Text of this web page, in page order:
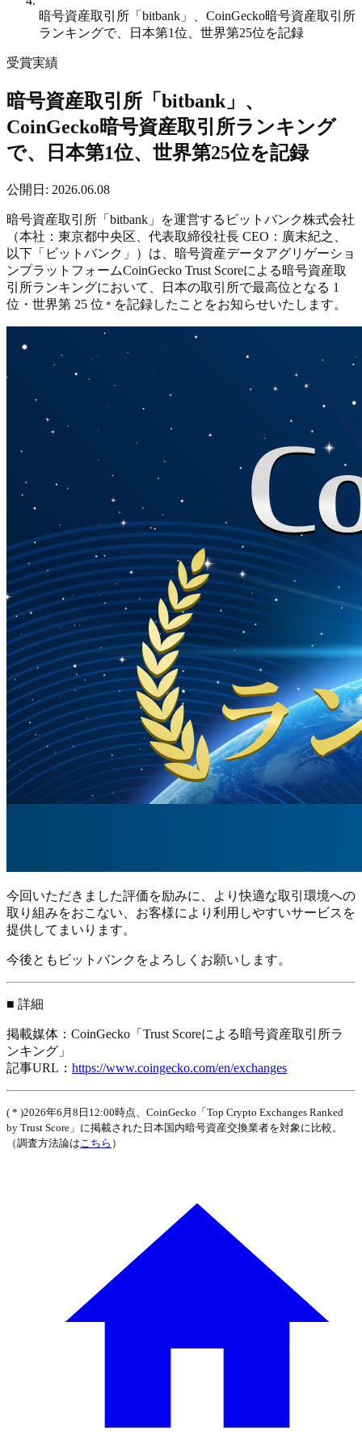
暗号資産取引所「bitbank」、CoinGecko暗号資産取引所
ランキングで、日本第1位、世界第25位を記録
受賞実績
暗号資産取引所「bitbank」、
CoinGecko暗号資産取引所ランキング
で、日本第1位、世界第25位を記録
公開日 : 2026.06.08
暗号資産取引所「bitbank」を運営するビットバンク株式会社
（本社：東京都中央区、代表取締役社長 CEO：廣末紀之、
以下「ビットバンク」）は、暗号資産データアグリゲーショ
ンプラットフォームCoinGecko Trust Scoreによる暗号資産取
引所ランキングにおいて、日本の取引所で最高位となる 1
位・世界第 25 位 * を記録したことをお知らせいたします。
今回いただきました評価を励みに、より快適な取引環境への
取り組みをおこない、お客様により利用しやすいサービスを
提供してまいります。
今後ともビットバンクをよろしくお願いします。
■ 詳細
掲載媒体：CoinGecko「Trust Scoreによる暗号資産取引所ラ
ンキング」
記事URL： https://www.coingecko.com/en/exchanges
( * )2026年6月8日12:00時点、CoinGecko「Top Crypto Exchanges Ranked
by Trust Score」に掲載された日本国内暗号資産交換業者を対象に比較。
（調査方法論は こちら ）